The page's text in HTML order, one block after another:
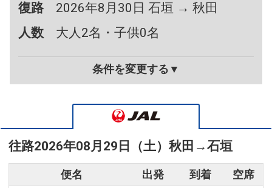
復路
2026年8月30日 石垣 → 秋田
人数
大人2名・子供0名
条件を変更する▼
往路2026年08月29日（土） 秋田 →石垣
便名 出発 到着 空席